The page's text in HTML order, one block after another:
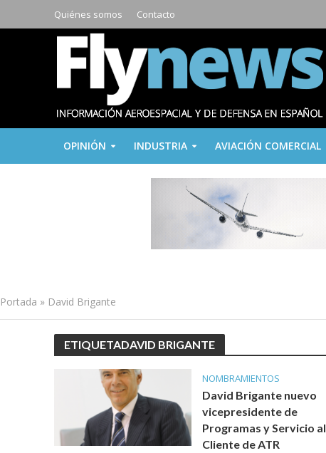
Quiénes somos Contacto
OPINIÓN INDUSTRIA AVIACIÓN COMERCIAL
Portada » David Brigante
ETIQUETADAVID BRIGANTE
NOMBRAMIENTOS
David Brigante nuevo
vicepresidente de
Programas y Servicio al
Cliente de ATR